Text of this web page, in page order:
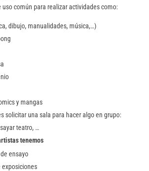
uso común para realizar actividades como:
dibujo, manualidades, música,…)
y mangas
solicitar una sala para hacer algo en grupo:
teatro, …
tenemos
ensayo
exposiciones